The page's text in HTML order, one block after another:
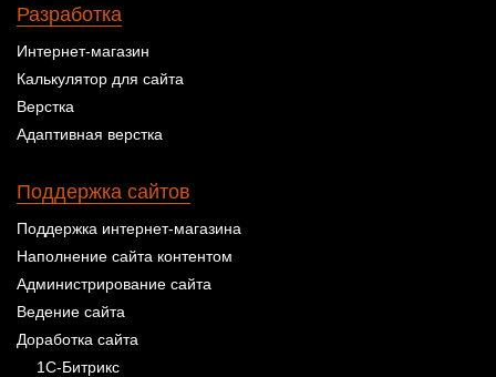
Разработка
Интернет-магазин
Калькулятор для сайта
Верстка
Адаптивная верстка
Поддержка сайтов
Поддержка интернет-магазина
Наполнение сайта контентом
Администрирование сайта
Ведение сайта
Доработка сайта
1С-Битрикс